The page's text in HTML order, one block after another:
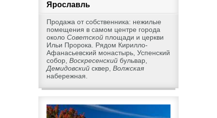
Ярославль
Продажа от собственника: нежилые
помещения в самом центре города
около Советской площади и церкви
Ильи Пророка. Рядом Кирилло-
Афанасьевский монастырь, Успенский
собор, Воскресенский бульвар,
Демидовский сквер, Волжская
набережная.